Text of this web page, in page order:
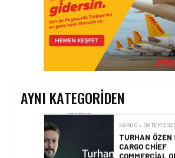
AYNI KATEGORIDEN
KARGO • 26 TEM
HONG KONG
AVRUPA’YA
KARGODA
TURHAN ÖZEN
CARGO CHIEF
COMMERCIAL
OLDU